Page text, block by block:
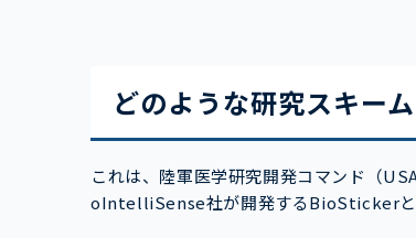
どのような研究スキー
これは、陸軍医学研究開発コマンド（
oIntelliSense社が開発するBioStickerと